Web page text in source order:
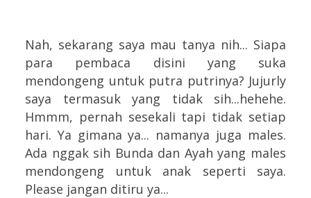
Nah, sekarang saya mau tanya nih... Siapa
para pembaca disini yang suka
mendongeng untuk putra putrinya? Jujurly
saya termasuk yang tidak sih...hehehe.
Hmmm, pernah sesekali tapi tidak setiap
hari. Ya gimana ya... namanya juga males.
Ada nggak sih Bunda dan Ayah yang males
mendongeng untuk anak seperti saya.
Please jangan ditiru ya...